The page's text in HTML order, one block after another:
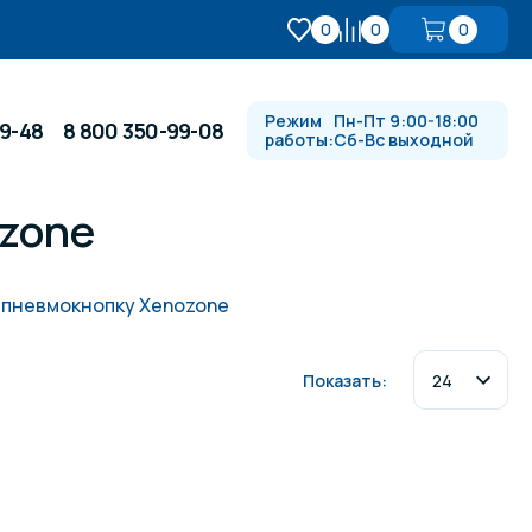
0 0 0
Водопады, водяные пушки и
48 8 800 350-99-08
Режим
работы:
Пн-Пт 9:00-18:00
Сб-Вс выходной
Xenozone
Показать: